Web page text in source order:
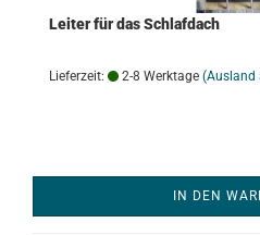
Leiter für das Schlafdach
Lieferzeit: 2-8 Werktage (Ausland
IN DEN